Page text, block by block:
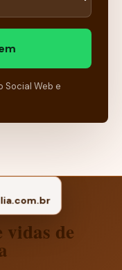
Social Web e
vidas de